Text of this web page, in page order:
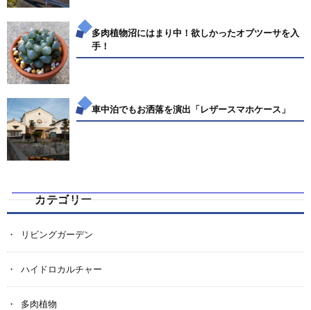
多肉植物沼にはまり中！欲しかったオブツーサを入
手！
車中泊でもお洒落を演出「レザースマホケース」
カテゴリー
リビングガーデン
ハイドロカルチャー
多肉植物